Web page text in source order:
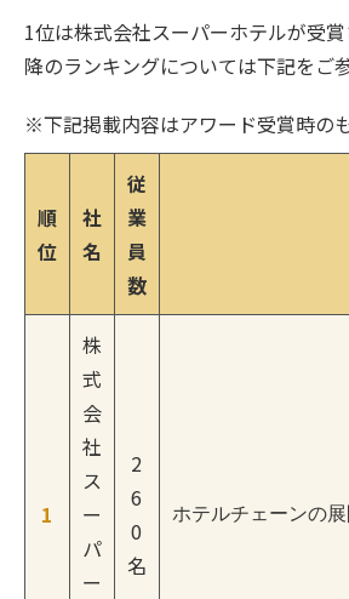
1位は株式会社スーパーホテルが受
降のランキングについては下記をご
※下記掲載内容はアワード受賞時のも
順
位
社
名
従
業
員
数
1
株
式
会
社
ス
ー
パ
ー
2
6
0
名
ホテルチェーンの